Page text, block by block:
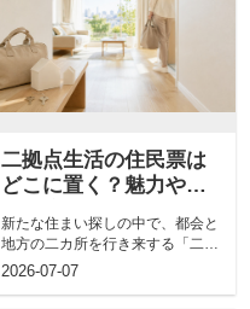
二拠点生活の住民票は
どこに置く？魅力や費
用の注意点についても
解説
新たな住まい探しの中で、都会と
地方の二カ所を行き来する「二拠
点生活」に関心を持つ方は多いの
2026-07-07